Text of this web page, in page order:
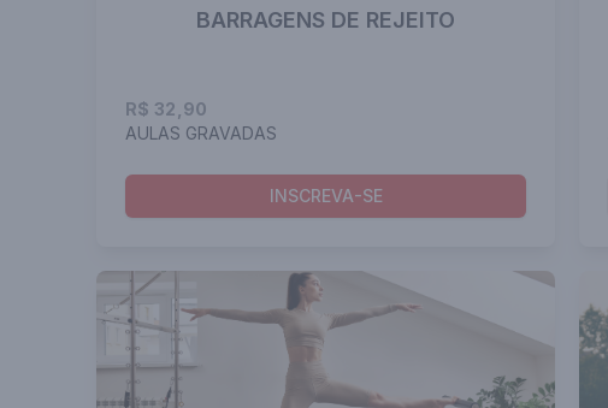
BARRAGENS DE REJEITO
R$ 32,90
AULAS GRAVADAS
INSCREVA-SE